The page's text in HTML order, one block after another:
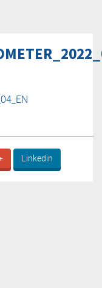
Linkedin